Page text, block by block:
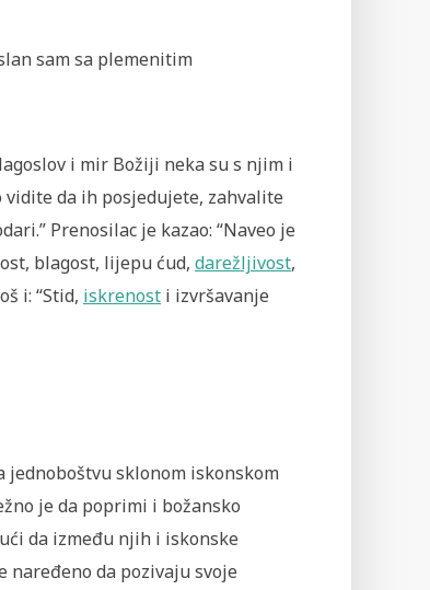
sam sa plemenitim
i mir Božiji neka su s njim i
da ih posjedujete, zahvalite
Prenosilac je kazao: “Naveo je
blagost, lijepu ćud, darežljivost,
i: “Stid, iskrenost i izvršavanje
jednoboštvu sklonom iskonskom
je da poprimi i božansko
da između njih i iskonske
naređeno da pozivaju svoje